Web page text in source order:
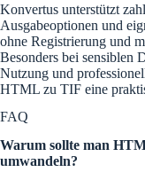
Konvertus unterstützt
Ausgabeoptionen und
ohne Registrierung und
Besonders bei sensiblen
Nutzung und
HTML zu TIF eine
FAQ
Warum sollte man
umwandeln?